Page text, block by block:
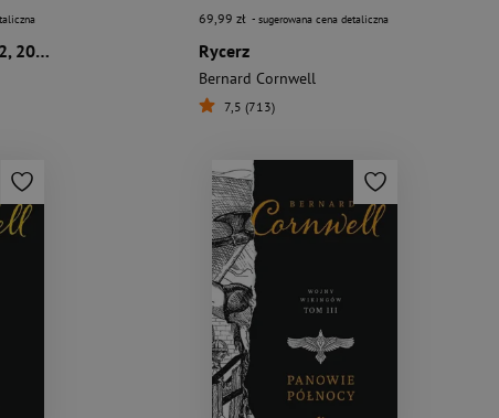
Miecz królów [wyd. 2, 2023]
69,99 zł - sugerowana cena detaliczna
Rycerz
Bernard Cornwell
7,5 (713)